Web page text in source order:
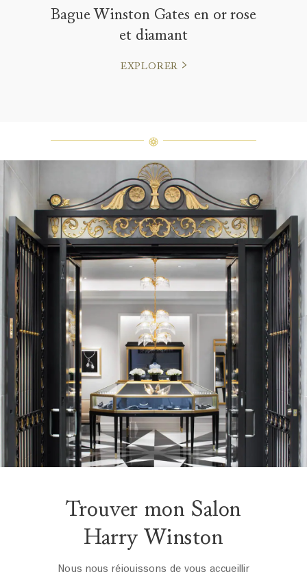
Bague Winston Gates en or rose
et diamant
EXPLORER
Trouver mon Salon
Harry Winston
Nous nous réjouissons de vous accueillir